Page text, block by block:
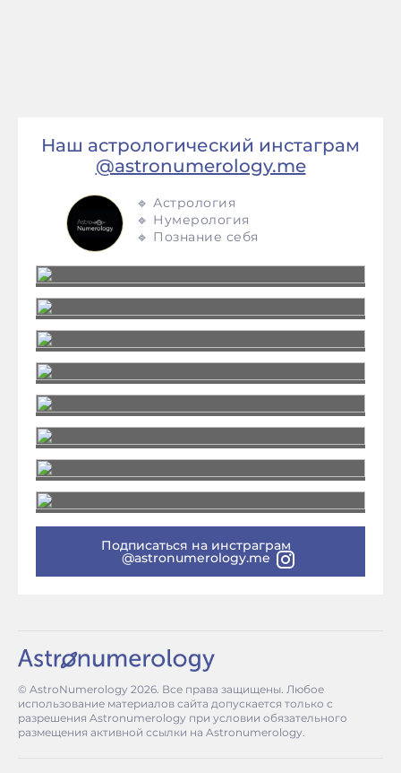
Наш астрологический инстаграм
@astronumerology.me
🔹 Астрология
🔹 Нумерология
🔹 Познание себя
Подписаться на инстраграм
@astronumerology.me
© AstroNumerology 2026. Все права защищены. Любое
использование материалов сайта допускается только с
разрешения Astronumerology при условии обязательного
размещения активной ссылки на Astronumerology.